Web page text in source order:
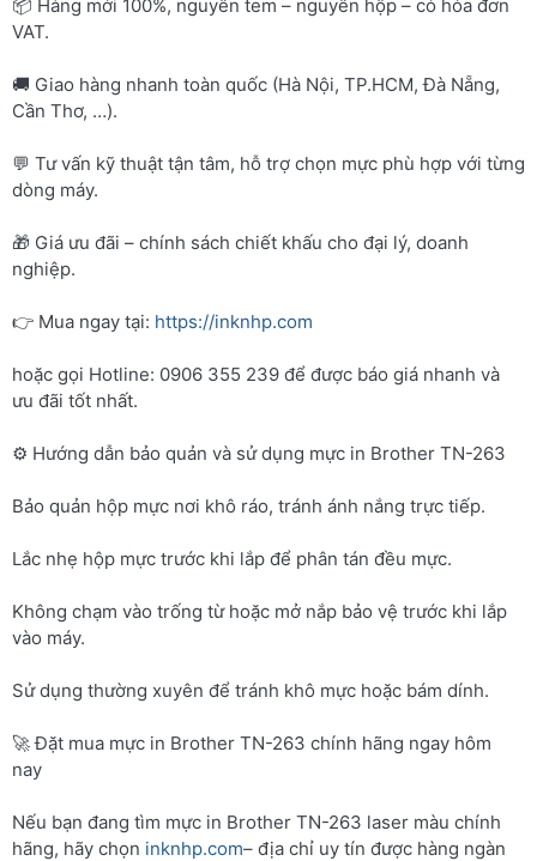
📦 Hàng mới 100%, nguyên tem – nguyên hộp – có hóa đơn
VAT.
🚚 Giao hàng nhanh toàn quốc (Hà Nội, TP.HCM, Đà Nẵng,
Cần Thơ, …).
💬 Tư vấn kỹ thuật tận tâm, hỗ trợ chọn mực phù hợp với từng
dòng máy.
🎁 Giá ưu đãi – chính sách chiết khấu cho đại lý, doanh
nghiệp.
👉 Mua ngay tại: https://inknhp.com
hoặc gọi Hotline: 0906 355 239 để được báo giá nhanh và
ưu đãi tốt nhất.
⚙️ Hướng dẫn bảo quản và sử dụng mực in Brother TN-263
Bảo quản hộp mực nơi khô ráo, tránh ánh nắng trực tiếp.
Lắc nhẹ hộp mực trước khi lắp để phân tán đều mực.
Không chạm vào trống từ hoặc mở nắp bảo vệ trước khi lắp
vào máy.
Sử dụng thường xuyên để tránh khô mực hoặc bám dính.
🚀 Đặt mua mực in Brother TN-263 chính hãng ngay hôm
nay
Nếu bạn đang tìm mực in Brother TN-263 laser màu chính
hãng, hãy chọn inknhp.com– địa chỉ uy tín được hàng ngàn